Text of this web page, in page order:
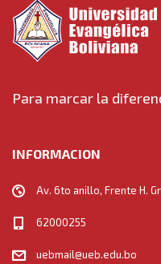
n
a
v
g
a
t
Para marcar la
INFORMACION
Av. 6to anillo, Frente H.
62000255
uebmail@ueb.edu.bo